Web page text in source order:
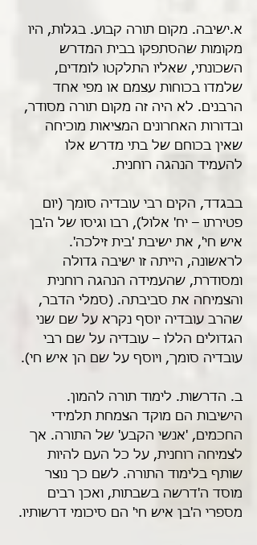
א.ישיבה. מקום תורה קבוע. בגלות, היו
מקומות שהסתפקו בבית המדרש
השכונתי, שאליו התלקטו לומדים,
שלמדו בכוחות עצמם או מפי אחד
הרבנים. לא היה זה מקום תורה מסודר,
ובדורות האחרונים המציאות מוכיחה
שאין בכוחם של בתי מדרש אלו
להעמיד הנהגה רוחנית.
בבגדד, הקים רבי עובדיה סומך (יום
פטירתו – יח' אלול), רבו וגיסו של ה'בן
איש חי', את ישיבת 'בית זילכה'.
לראשונה, הייתה זו ישיבה גדולה
ומסודרת, שהעמידה הנהגה רוחנית
והצמיחה את סביבתה. (סמלי הדבר,
שהרב עובדיה יוסף נקרא על שם שני
הגדולים הללו – עובדיה על שם רבי
עובדיה סומך, ויוסף על שם הן איש חי).
ב. הדרשות. לימוד תורה להמון.
הישיבות הם מוקד הצמחת תלמידי
החכמים, 'אנשי הקבע' של התורה. אך
לצמיחה רוחנית, על כל העם להיות
שותף בלימוד התורה. לשם כך נוצר
מוסד ה'דרשה בשבתות, ואכן רבים
מספרי ה'בן איש חי' הם סיכומי דרשותיו.